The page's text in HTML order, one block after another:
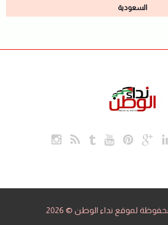
السعودية
لموقع نداء الوطن © 2026